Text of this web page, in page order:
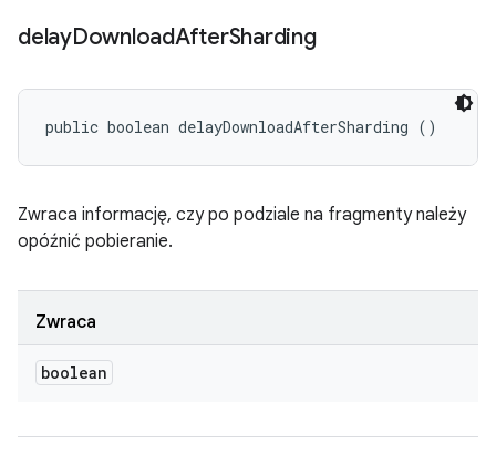
delayDownloadAfterSharding
public boolean delayDownloadAfterSharding ()
Zwraca informację, czy po podziale na fragmenty należy
opóźnić pobieranie.
Zwraca
boolean